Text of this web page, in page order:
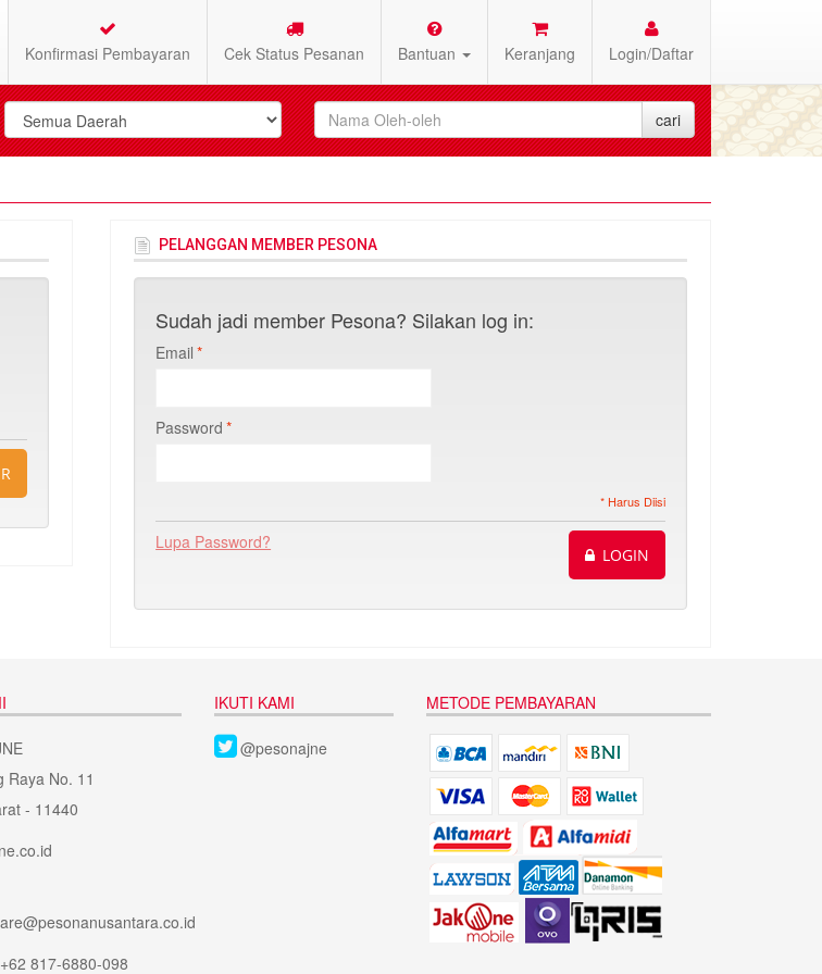
Konfirmasi Pembayaran Cek Status Pesanan Bantuan Keranjang Login/Daftar
PELANGGAN MEMBER PESONA
Sudah jadi member Pesona? Silakan log in:
*
Email
*
Password
* Harus Diisi
Lupa Password?
LOGIN
Raya No. 11
- 11440
+62 817-6880-098
IKUTI KAMI
@pesonajne
METODE PEMBAYARAN